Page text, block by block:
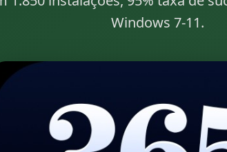
Windows 7-11.